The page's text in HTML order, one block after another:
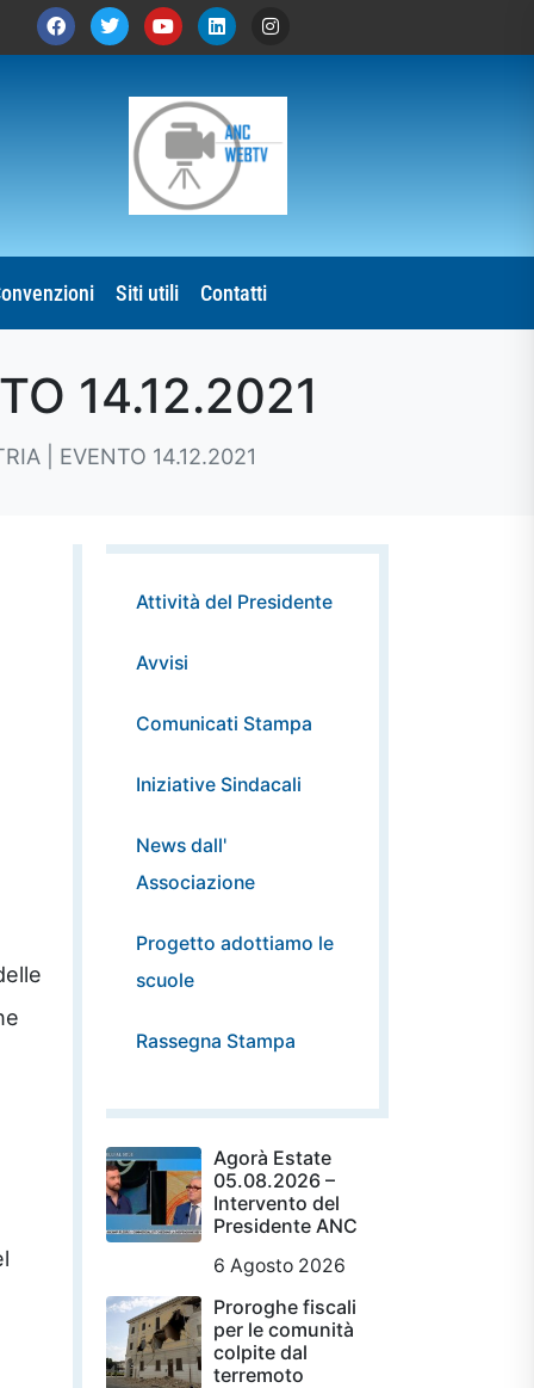
Siti utili Contatti
14.12.2021
| EVENTO 14.12.2021
Attività del Presidente
Avvisi
Comunicati Stampa
Iniziative Sindacali
News dall'
Associazione
Progetto adottiamo le
scuole
Rassegna Stampa
Agorà Estate
05.08.2026 –
Intervento del
Presidente ANC
6 Agosto 2026
Proroghe fiscali
per le comunità
colpite dal
terremoto